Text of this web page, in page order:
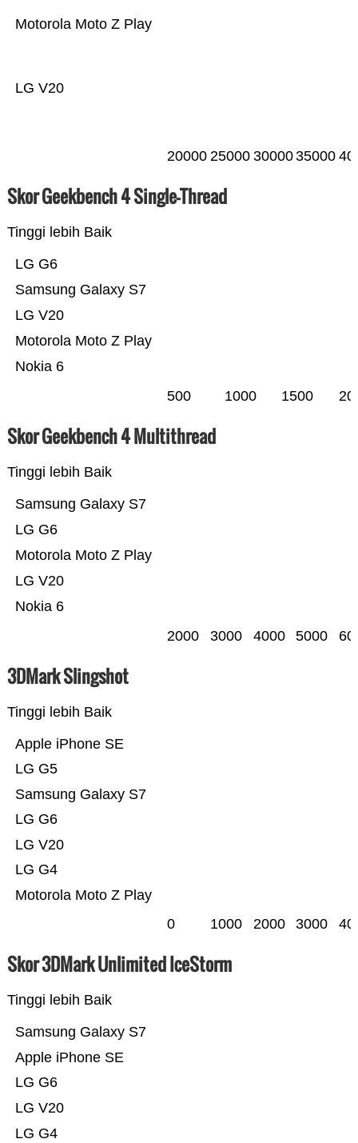
LG V20
Motorola Moto Z Play
20000 25000 3000035000
Skor Geekbench 4 Single-Thread
Tinggi lebih Baik
Nokia 6
Motorola Moto Z Play
LG V20
Samsung Galaxy S7
LG G6
500 1000 1500
Skor Geekbench 4 Multithread
Tinggi lebih Baik
Nokia 6
LG V20
Motorola Moto Z Play
LG G6
Samsung Galaxy S7
2000 3000 4000 5000
3DMark Slingshot
Tinggi lebih Baik
Motorola Moto Z Play
LG G4
LG V20
LG G6
Samsung Galaxy S7
LG G5
Apple iPhone SE
0 1000 2000 3000
Skor 3DMark Unlimited IceStorm
Tinggi lebih Baik
LG G4
LG V20
LG G6
Apple iPhone SE
Samsung Galaxy S7